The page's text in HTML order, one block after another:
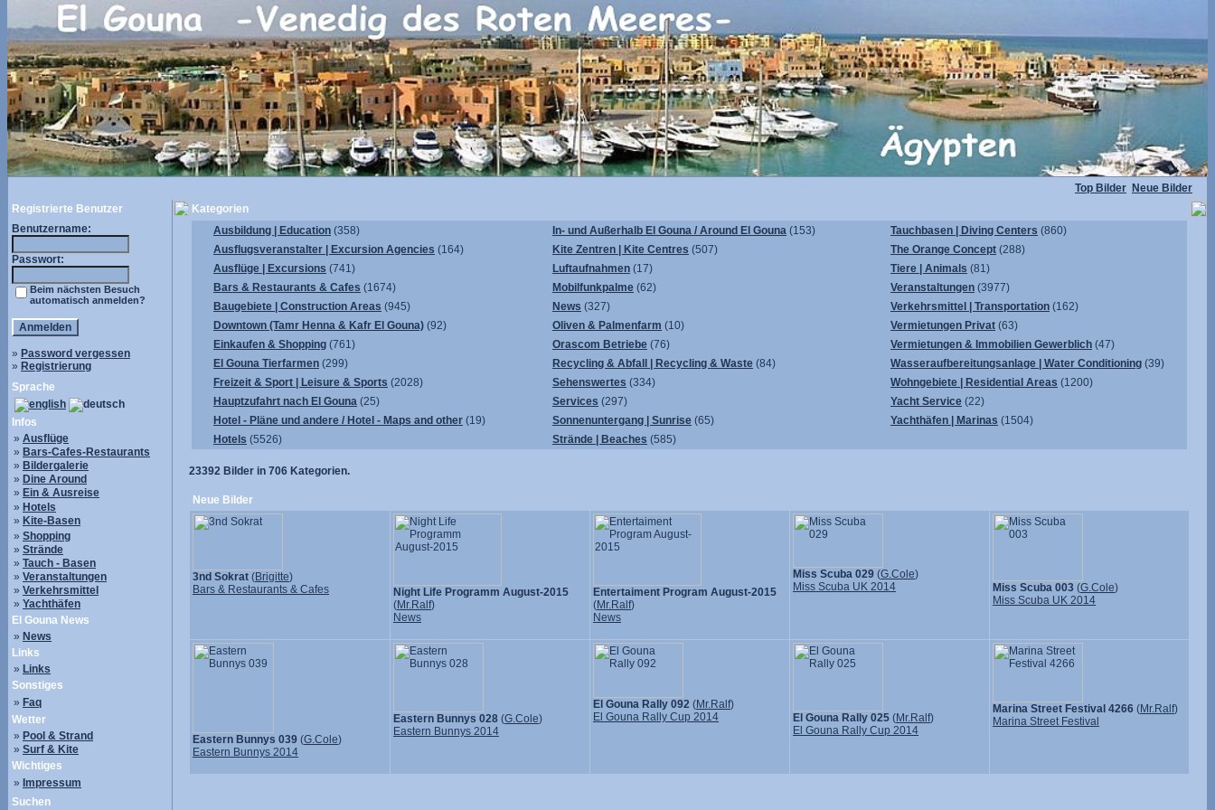
Top Bilder Neue Bilder
Registrierte Benutzer
Benutzername:
Passwort:
Beim nächsten Besuch
automatisch anmelden?
» Password vergessen
» Registrierung
Sprache
Infos
» Ausflüge
» Bars-Cafes-Restaurants
» Bildergalerie
» Dine Around
» Ein & Ausreise
» Hotels
» Kite-Basen
» Shopping
» Strände
» Tauch - Basen
» Veranstaltungen
» Verkehrsmittel
» Yachthäfen
El Gouna News
» News
Links
» Links
Sonstiges
» Faq
Wetter
» Pool & Strand
» Surf & Kite
Wichtiges
» Impressum
Suchen
Kategorien
Ausbildung | Education (358)
Ausflugsveranstalter | Excursion Agencies (164)
Ausflüge | Excursions (741)
Bars & Restaurants & Cafes (1674)
Baugebiete | Construction Areas (945)
Downtown (Tamr Henna & Kafr El Gouna) (92)
Einkaufen & Shopping (761)
El Gouna Tierfarmen (299)
Freizeit & Sport | Leisure & Sports (2028)
Hauptzufahrt nach El Gouna (25)
Hotel - Pläne und andere / Hotel - Maps and other (19)
Hotels (5526)
In- und Außerhalb El Gouna / Around El Gouna (153)
Kite Zentren | Kite Centres (507)
Luftaufnahmen (17)
Mobilfunkpalme (62)
News (327)
Oliven & Palmenfarm (10)
Orascom Betriebe (76)
Recycling & Abfall | Recycling & Waste (84)
Sehenswertes (334)
Services (297)
Sonnenuntergang | Sunrise (65)
Strände | Beaches (585)
Tauchbasen | Diving Centers (860)
The Orange Concept (288)
Tiere | Animals (81)
Veranstaltungen (3977)
Verkehrsmittel | Transportation (162)
Vermietungen Privat (63)
Vermietungen & Immobilien Gewerblich (47)
Wasseraufbereitungsanlage | Water Conditioning (39)
Wohngebiete | Residential Areas (1200)
Yacht Service (22)
Yachthäfen | Marinas (1504)
23392 Bilder in 706 Kategorien.
Neue Bilder
3nd Sokrat (Brigitte)
Bars & Restaurants & Cafes
Night Life Programm August-2015
(Mr.Ralf)
News
Entertaiment Program August-2015
(Mr.Ralf)
News
Miss Scuba 029 (G.Cole)
Miss Scuba UK 2014
Miss Scuba 003 (G.Cole)
Miss Scuba UK 2014
Eastern Bunnys 039 (G.Cole)
Eastern Bunnys 2014
Eastern Bunnys 028 (G.Cole)
Eastern Bunnys 2014
El Gouna Rally 092 (Mr.Ralf)
El Gouna Rally Cup 2014
El Gouna Rally 025 (Mr.Ralf)
El Gouna Rally Cup 2014
Marina Street Festival 4266 (Mr.Ralf)
Marina Street Festival